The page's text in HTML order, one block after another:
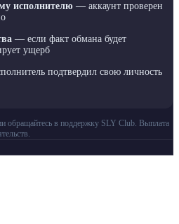
исполнителю — аккаунт проверен
— если факт обмана будет
ущерб
подтвердил свою личность
обращайтесь в поддержку SLY Club. Выплата